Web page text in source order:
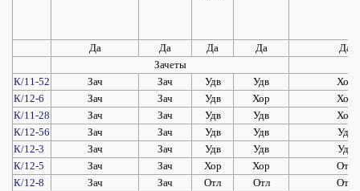
Да Да Да Да
Да
Зачеты
К/11-52
Зач Зач Удв Удв
Хор
К/12-6
Зач Зач Удв Хор
Хор
К/11-28
Зач Зач Удв Удв
Хор
К/12-56
Зач Зач Удв Удв
Удв
К/12-3
Зач Зач Удв Удв
Удв
К/12-5
Зач Зач Хор Хор
Отл
К/12-8
Зач Зач Отл Отл
Отл